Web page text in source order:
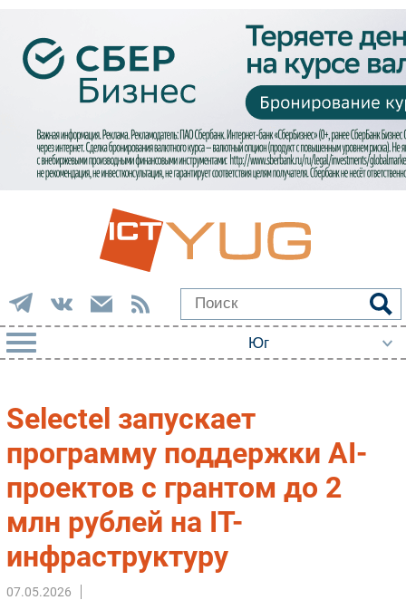
Импорто­замещение
Автоматизация Промышленности
Интернет
Фиксированная связь
Интеграция
Рынок ПК
Selectel запускает
программу поддержки AI-
проектов с грантом до 2
млн рублей на IT-
инфраструктуру
07.05.2026